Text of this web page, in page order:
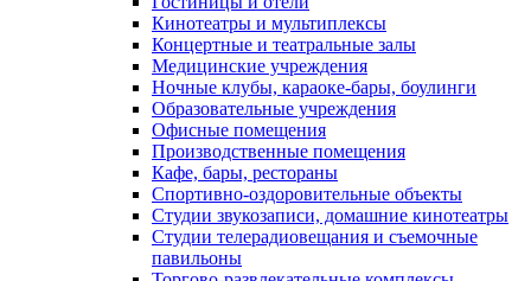
Кинотеатры и мультиплексы
Концертные и театральные залы
Медицинские учреждения
Ночные клубы, караоке-бары, боулинги
Образовательные учреждения
Офисные помещения
Производственные помещения
Кафе, бары, рестораны
Спортивно-оздоровительные объекты
Студии звукозаписи, домашние кинотеатры
Студии телерадиовещания и съемочные
павильоны